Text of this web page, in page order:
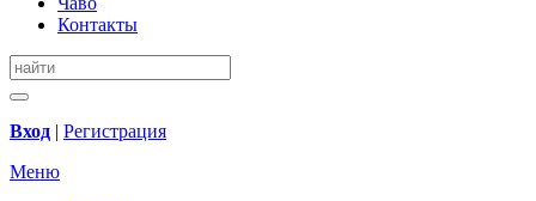
Контакты
Вход | Регистрация
Меню